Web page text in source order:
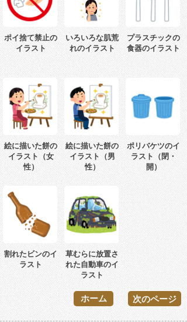
ポイ捨て禁止の
イラスト
いろいろな肌荒
れのイラスト
プラスチックの
食器のイラスト
絵に描いた餅の
イラスト（女
性）
絵に描いた餅の
イラスト（男
性）
ポリバケツのイ
ラスト（閉・
開）
割れたビンのイ
ラスト
草むらに放置さ
れた自動車のイ
ラスト
次のページ
ホーム